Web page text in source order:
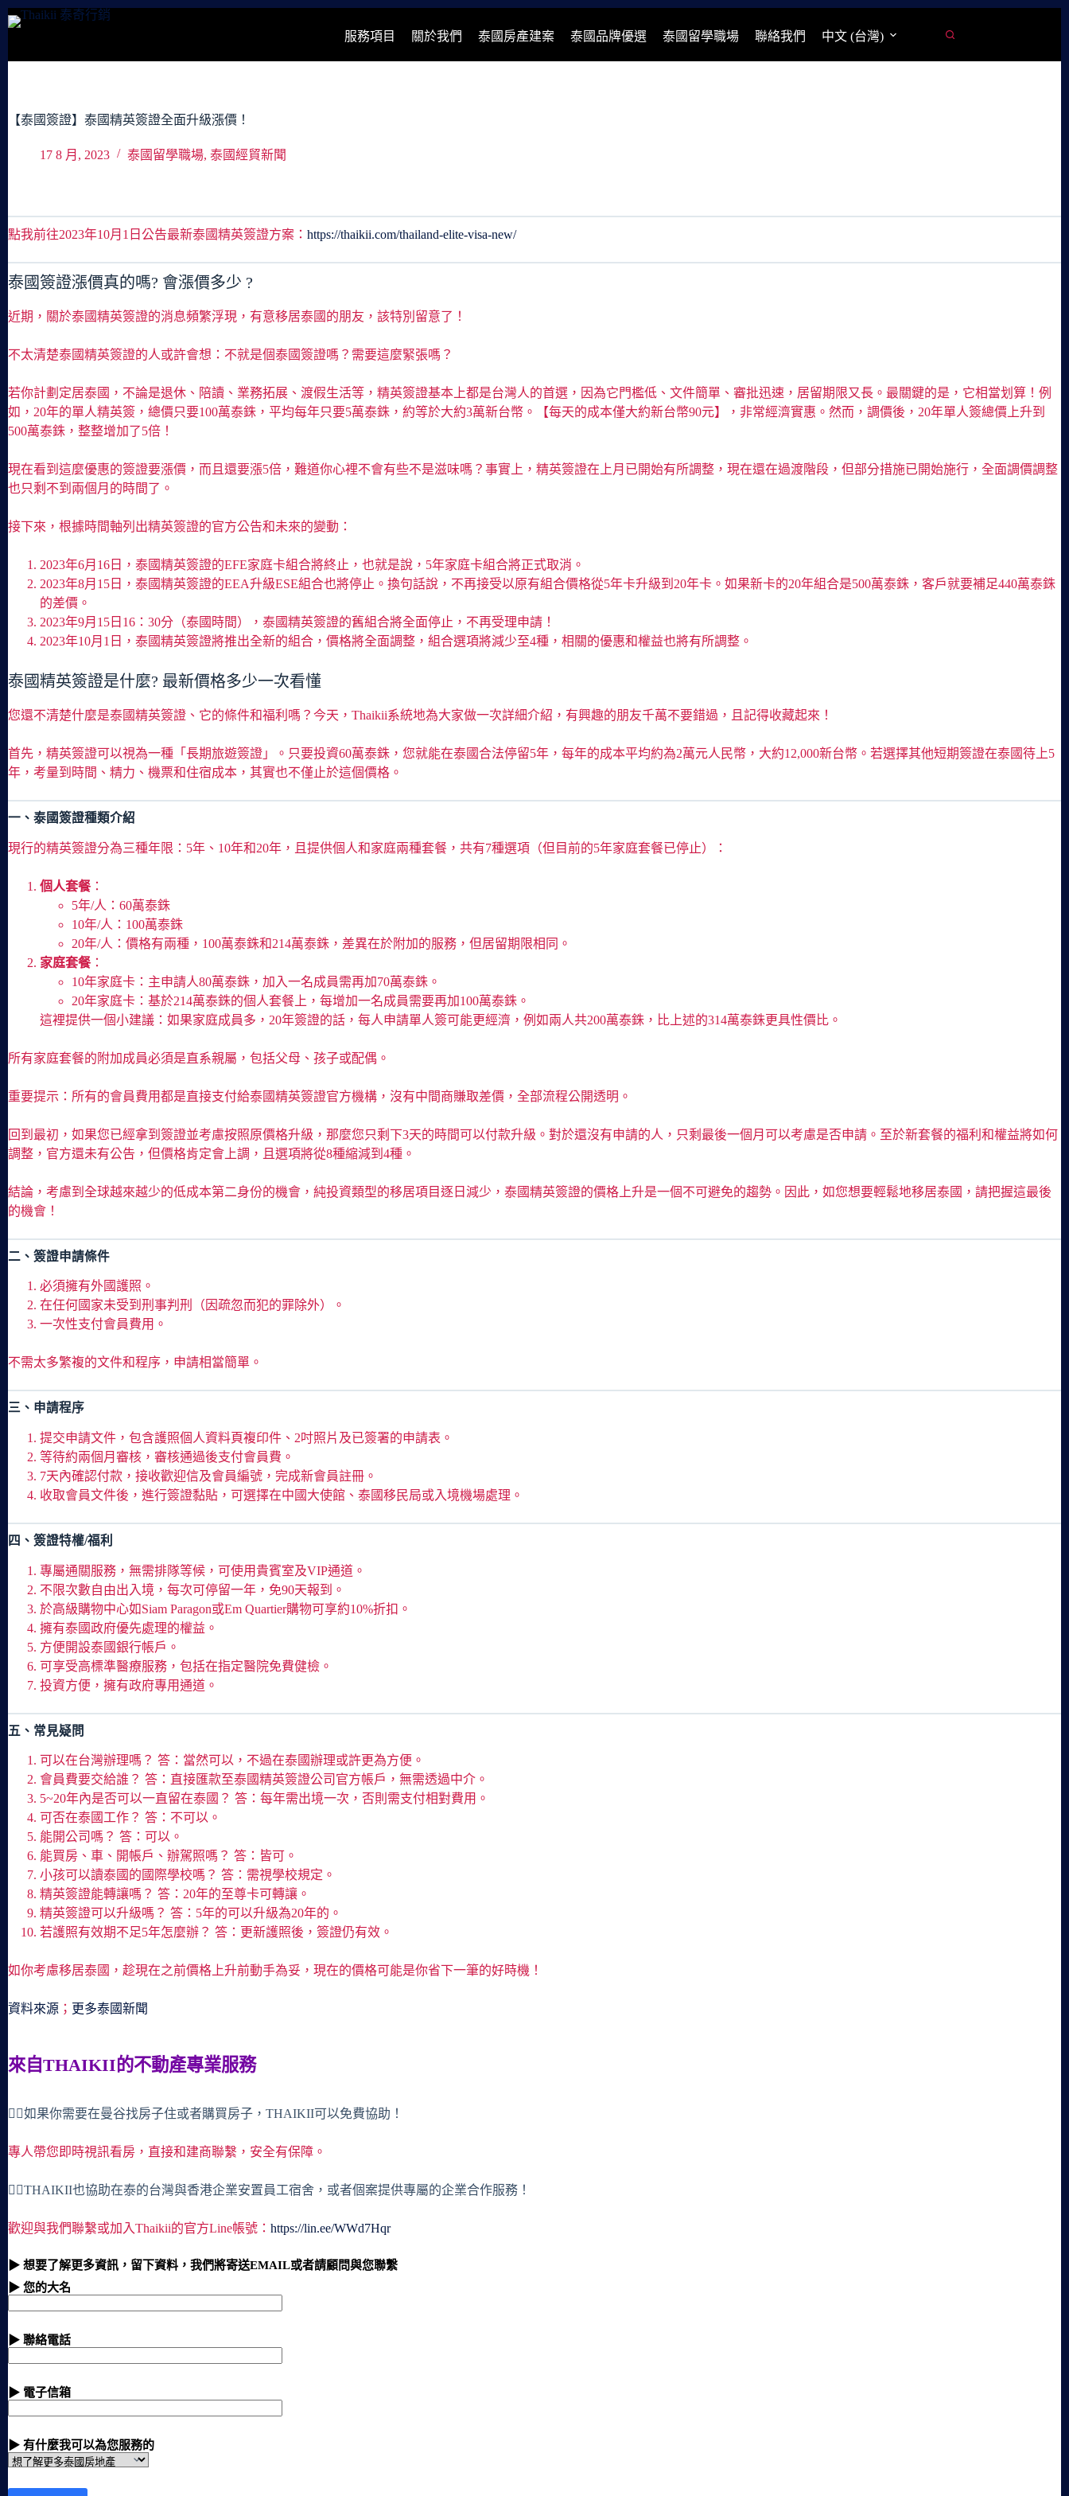
跳
容
服務項目 關於我們 泰國房產建案 泰國品牌優選 泰國留學職場 聯絡我們 中文 (台灣)
【泰國簽證】泰國精英簽證全面升級漲價！
17 8 月, 2023 泰國留學職場, 泰國經貿新聞
點我前往2023年10月1日公告最新泰國精英簽證方案： https://thaikii.com/thailand-elite-visa-new/
泰國簽證漲價真的嗎? 會漲價多少 ?
近期，關於泰國精英簽證的消息頻繁浮現，有意移居泰國的朋友，該特別留意了！
不太清楚泰國精英簽證的人或許會想：不就是個泰國簽證嗎？需要這麼緊張嗎？
若你計劃定居泰國，不論是退休、陪讀、業務拓展、渡假生活等，精英簽證基本上都是台灣人的首選，因為它門檻低、文件簡單、審批迅速，居留期限又長。最關鍵的是，它相當划算！例
如，20年的單人精英簽，總價只要100萬泰銖，平均每年只要5萬泰銖，約等於大約3萬新台幣。【每天的成本僅大約新台幣90元】，非常經濟實惠。然而，調價後，20年單人簽總價上升到
500萬泰銖，整整增加了5倍！
現在看到這麼優惠的簽證要漲價，而且還要漲5倍，難道你心裡不會有些不是滋味嗎？事實上，精英簽證在上月已開始有所調整，現在還在過渡階段，但部分措施已開始施行，全面調價調整
也只剩不到兩個月的時間了。
接下來，根據時間軸列出精英簽證的官方公告和未來的變動：
2023年6月16日，泰國精英簽證的EFE家庭卡組合將終止，也就是說，5年家庭卡組合將正式取消。
2023年8月15日，泰國精英簽證的EEA升級ESE組合也將停止。換句話說，不再接受以原有組合價格從5年卡升級到20年卡。如果新卡的20年組合是500萬泰銖，客戶就要補足440萬泰銖
的差價。
2023年9月15日16：30分（泰國時間），泰國精英簽證的舊組合將全面停止，不再受理申請！
2023年10月1日，泰國精英簽證將推出全新的組合，價格將全面調整，組合選項將減少至4種，相關的優惠和權益也將有所調整。
泰國精英簽證是什麼? 最新價格多少一次看懂
您還不清楚什麼是泰國精英簽證、它的條件和福利嗎？今天，Thaikii系統地為大家做一次詳細介紹，有興趣的朋友千萬不要錯過，且記得收藏起來！
首先，精英簽證可以視為一種「長期旅遊簽證」。只要投資60萬泰銖，您就能在泰國合法停留5年，每年的成本平均約為2萬元人民幣，大約12,000新台幣。若選擇其他短期簽證在泰國待上5
年，考量到時間、精力、機票和住宿成本，其實也不僅止於這個價格。
一、泰國簽證種類介紹
現行的精英簽證分為三種年限：5年、10年和20年，且提供個人和家庭兩種套餐，共有7種選項（但目前的5年家庭套餐已停止）：
個人套餐：
5年/人：60萬泰銖
10年/人：100萬泰銖
20年/人：價格有兩種，100萬泰銖和214萬泰銖，差異在於附加的服務，但居留期限相同。
家庭套餐：
10年家庭卡：主申請人80萬泰銖，加入一名成員需再加70萬泰銖。
20年家庭卡：基於214萬泰銖的個人套餐上，每增加一名成員需要再加100萬泰銖。
這裡提供一個小建議：如果家庭成員多，20年簽證的話，每人申請單人簽可能更經濟，例如兩人共200萬泰銖，比上述的314萬泰銖更具性價比。
所有家庭套餐的附加成員必須是直系親屬，包括父母、孩子或配偶。
重要提示：所有的會員費用都是直接支付給泰國精英簽證官方機構，沒有中間商賺取差價，全部流程公開透明。
回到最初，如果您已經拿到簽證並考慮按照原價格升級，那麼您只剩下3天的時間可以付款升級。對於還沒有申請的人，只剩最後一個月可以考慮是否申請。至於新套餐的福利和權益將如何
調整，官方還未有公告，但價格肯定會上調，且選項將從8種縮減到4種。
結論，考慮到全球越來越少的低成本第二身份的機會，純投資類型的移居項目逐日減少，泰國精英簽證的價格上升是一個不可避免的趨勢。因此，如您想要輕鬆地移居泰國，請把握這最後
的機會！
二、簽證申請條件
必須擁有外國護照。
在任何國家未受到刑事判刑（因疏忽而犯的罪除外）。
一次性支付會員費用。
不需太多繁複的文件和程序，申請相當簡單。
三、申請程序
提交申請文件，包含護照個人資料頁複印件、2吋照片及已簽署的申請表。
等待約兩個月審核，審核通過後支付會員費。
7天內確認付款，接收歡迎信及會員編號，完成新會員註冊。
收取會員文件後，進行簽證黏貼，可選擇在中國大使館、泰國移民局或入境機場處理。
四、簽證特權/福利
專屬通關服務，無需排隊等候，可使用貴賓室及VIP通道。
不限次數自由出入境，每次可停留一年，免90天報到。
於高級購物中心如Siam Paragon或Em Quartier購物可享約10%折扣。
擁有泰國政府優先處理的權益。
方便開設泰國銀行帳戶。
可享受高標準醫療服務，包括在指定醫院免費健檢。
投資方便，擁有政府專用通道。
五、常見疑問
可以在台灣辦理嗎？ 答：當然可以，不過在泰國辦理或許更為方便。
會員費要交給誰？ 答：直接匯款至泰國精英簽證公司官方帳戶，無需透過中介。
5~20年內是否可以一直留在泰國？ 答：每年需出境一次，否則需支付相對費用。
可否在泰國工作？ 答：不可以。
能開公司嗎？ 答：可以。
能買房、車、開帳戶、辦駕照嗎？ 答：皆可。
小孩可以讀泰國的國際學校嗎？ 答：需視學校規定。
精英簽證能轉讓嗎？ 答：20年的至尊卡可轉讓。
精英簽證可以升級嗎？ 答：5年的可以升級為20年的。
若護照有效期不足5年怎麼辦？ 答：更新護照後，簽證仍有效。
如你考慮移居泰國，趁現在之前價格上升前動手為妥，現在的價格可能是你省下一筆的好時機！
資料來源 ； 更多泰國新聞
來自THAIKII的不動產專業服務
🙋‍♀️如果你需要在曼谷找房子住或者購買房子，THAIKII可以免費協助！
專人帶您即時視訊看房，直接和建商聯繫，安全有保障。
🙋‍♀️THAIKII也協助在泰的台灣與香港企業安置員工宿舍，或者個案提供專屬的企業合作服務！
歡迎與我們聯繫或加入Thaikii的官方Line帳號： https://lin.ee/WWd7Hqr
▶ 想要了解更多資訊，留下資料，我們將寄送EMAIL或者請顧問與您聯繫
▶ 您的大名
▶ 聯絡電話
▶ 電子信箱
▶ 有什麼我可以為您服務的